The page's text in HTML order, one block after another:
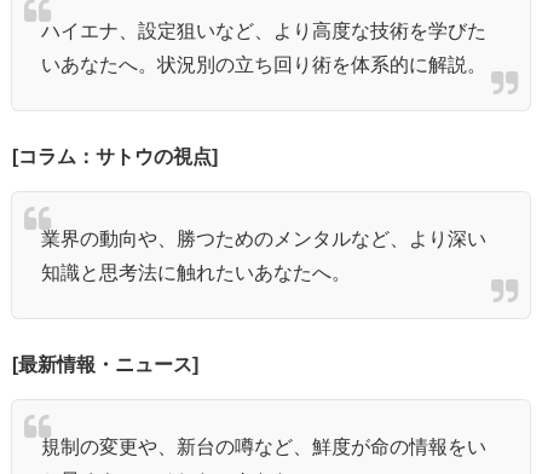
ハイエナ、設定狙いなど、より高度な技術を学びた
いあなたへ。状況別の立ち回り術を体系的に解説。
[コラム：サトウの視点]
業界の動向や、勝つためのメンタルなど、より深い
知識と思考法に触れたいあなたへ。
[最新情報・ニュース]
規制の変更や、新台の噂など、鮮度が命の情報をい